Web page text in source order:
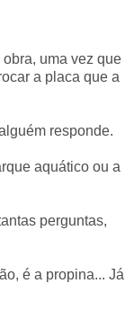
uma vez que
a placa que a
responde.
aquático ou a
perguntas,
é a propina... Já